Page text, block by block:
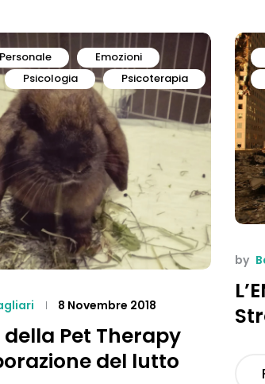
Emozioni
Psicologia Psicoterapia
8 Novembre 2018
Pet Therapy
del lutto
by